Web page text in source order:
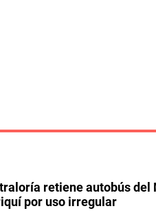
retiene autobús del
por uso irregular